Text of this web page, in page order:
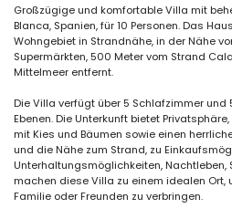
Großzügige und komfortable Villa mit
Blanca, Spanien, für 10 Personen. Das
Wohngebiet in Strandnähe, in der Nähe
Supermärkten, 500 Meter vom Strand
Mittelmeer entfernt.
Die Villa verfügt über 5 Schlafzimmer und
Ebenen. Die Unterkunft bietet
mit Kies und Bäumen sowie einen
und die Nähe zum Strand, zu
Unterhaltungsmöglichkeiten, Nachtleben,
machen diese Villa zu einem idealen Ort,
Familie oder Freunden zu verbringen.